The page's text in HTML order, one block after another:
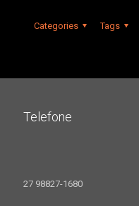
Categories Tags
Telefone
27 98827-1680